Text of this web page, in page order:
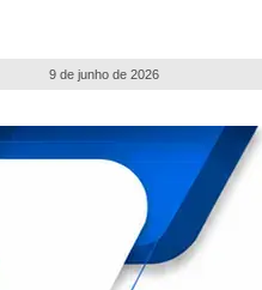
9 de junho de 2026